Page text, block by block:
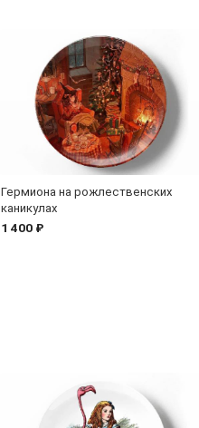
Гермиона на рожлественских
каникулах
1 400 ₽